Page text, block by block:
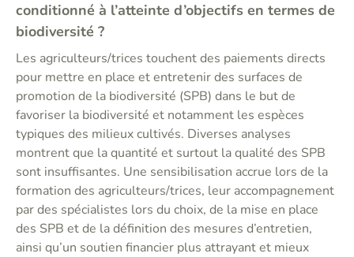
conditionné à l’atteinte d’objectifs en termes de
biodiversité ?
Les agriculteurs/trices touchent des paiements directs
pour mettre en place et entretenir des surfaces de
promotion de la biodiversité (SPB) dans le but de
favoriser la biodiversité et notamment les espèces
typiques des milieux cultivés. Diverses analyses
montrent que la quantité et surtout la qualité des SPB
sont insuffisantes. Une sensibilisation accrue lors de la
formation des agriculteurs/trices, leur accompagnement
par des spécialistes lors du choix, de la mise en place
des SPB et de la définition des mesures d’entretien,
ainsi qu’un soutien financier plus attrayant et mieux